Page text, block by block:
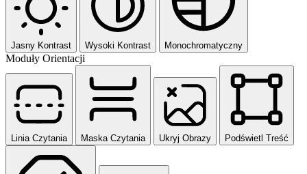
Jasny Kontrast Wysoki Kontrast Monochromatyczny
Moduły Orientacji
Linia Czytania Maska Czytania Ukryj Obrazy Podświetl Treść